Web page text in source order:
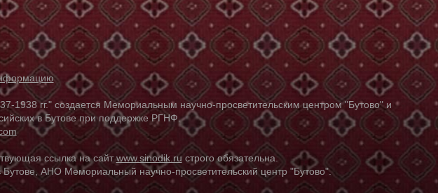
гг." создается Мемориальным научно-просветительским центром "Бутово" и
в Бутове при поддержке РГНФ.
ссылка на сайтwww.sinodik.ru строго обязательна.
АНО Мемориальный научно-просветительский центр "Бутово".